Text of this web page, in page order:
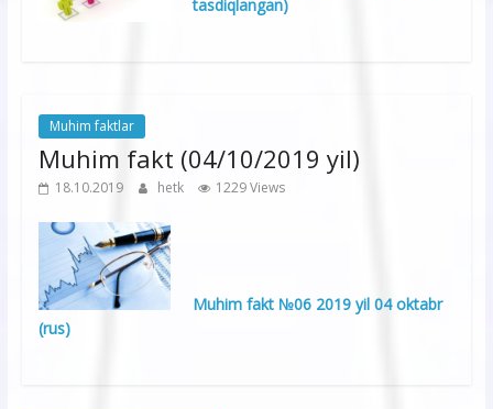
tasdiqlangan)
Muhim faktlar
Muhim fakt (04/10/2019 yil)
18.10.2019 hetk 1229 Views
Muhim fakt №06 2019 yil 04 oktabr
(rus)